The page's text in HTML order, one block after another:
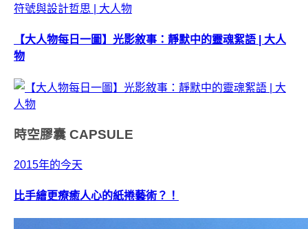
【大人物每日一圖】光影敘事：靜默中的靈魂絮語 | 大人
物
時空膠囊 CAPSULE
2015年的今天
比手繪更療癒人心的紙捲藝術？！